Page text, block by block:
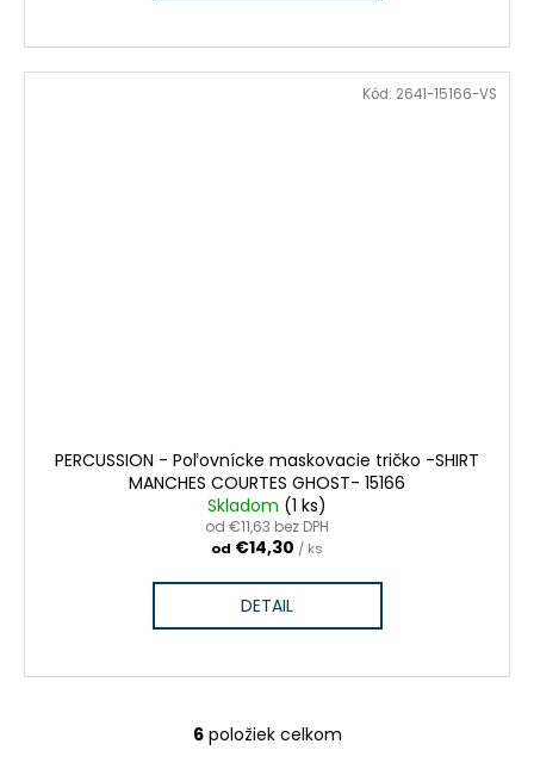
PERCUSSION - Poľovnícke maskovacie tričko -SHIRT
MANCHES COURTES GHOST- 15166
Skladom (1 ks)
od €11,63 bez DPH
od €14,30 / ks
DETAIL
Kód: 2641-15166-VS
O
6položiek celkom